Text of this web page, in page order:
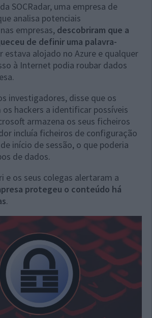
SOCRadar, uma empresa de
analisa potenciais
empresas, descobriram que a
de definir uma palavra-
estava alojado no Azure e qualquer
à Internet podia roubar dados
investigadores, disse que os
hackers a identificar possíveis
armazena os seus ficheiros
incluía ficheiros de configuração
início de sessão, o que poderia
de dados.
e os seus colegas alertaram a
protegeu o conteúdo há
.